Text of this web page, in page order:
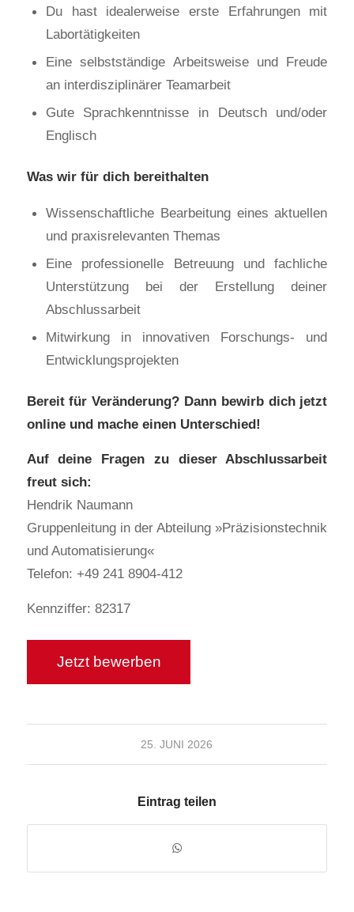
Du hast idealerweise erste Erfahrungen mit
Labortätigkeiten
Eine selbstständige Arbeitsweise und Freude
an interdisziplinärer Teamarbeit
Gute Sprachkenntnisse in Deutsch und/oder
Englisch
Was wir für dich bereithalten
Wissenschaftliche Bearbeitung eines aktuellen
und praxisrelevanten Themas
Eine professionelle Betreuung und fachliche
Unterstützung bei der Erstellung deiner
Abschlussarbeit
Mitwirkung in innovativen Forschungs- und
Entwicklungsprojekten
Bereit für Veränderung? Dann bewirb dich jetzt
online und mache einen Unterschied!
Auf deine Fragen zu dieser Abschlussarbeit
freut sich:
Hendrik Naumann
Gruppenleitung in der Abteilung »Präzisionstechnik
und Automatisierung«
Telefon: +49 241 8904-412
Kennziffer: 82317
25. JUNI 2026
Eintrag teilen